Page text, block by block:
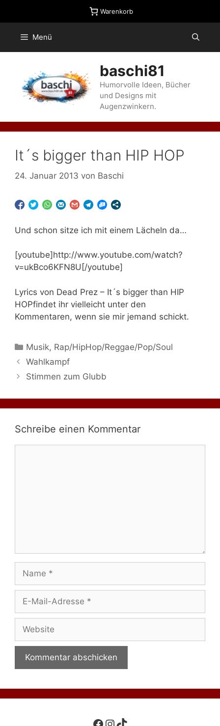
Warenkorb
Menü
baschi81
Humorvolle Ideen, Bücher
und Designs mit
Augenzwinkern.
It´s bigger than HIP HOP
24. Januar 2013 von Baschi
Und schon sitze ich mit einem Lächeln da…
[youtube]http://www.youtube.com/watch?
v=ukBco6KFN8U[/youtube]
Lyrics von Dead Prez – It´s bigger than HIP
HOPfindet ihr vielleicht unter den
Kommentaren, wenn sie mir jemand schickt.
Kategorien
Musik, Rap/HipHop/Reggae/Pop/Soul
Wahlkampf
Stimmen zum Glubb
Schreibe einen Kommentar
Mail-
Adresse
Facebook
Instagram
TikTok